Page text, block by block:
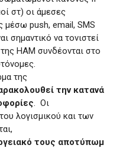
στ) οι άμεσες
μέσω push, email, SMS
σημαντικό να τονιστεί
HAM συνδέονται στο
της
την
. Οι
λογισμικού και των
τους αποτύπωμα